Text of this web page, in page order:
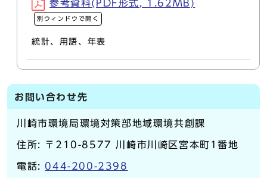
参考資料(PDF形式, 1.62MB)
別ウィンドウで開く
統計、用語、年表
お問い合わせ先
川崎市環境局環境対策部地域環境共創課
住所: 〒210-8577 川崎市川崎区宮本町1番地
電話: 044-200-2398